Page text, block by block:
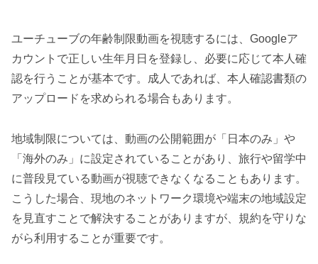
ユーチューブの年齢制限動画を視聴するには、Googleア
カウントで正しい生年月日を登録し、必要に応じて本人確
認を行うことが基本です。成人であれば、本人確認書類の
アップロードを求められる場合もあります。
地域制限については、動画の公開範囲が「日本のみ」や
「海外のみ」に設定されていることがあり、旅行や留学中
に普段見ている動画が視聴できなくなることもあります。
こうした場合、現地のネットワーク環境や端末の地域設定
を見直すことで解決することがありますが、規約を守りな
がら利用することが重要です。